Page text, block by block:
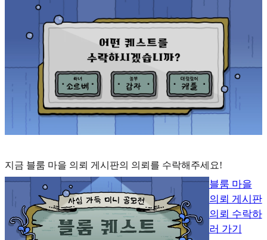
지금 블룸 마을 의뢰 게시판의 의뢰를 수락해주세요!
블룸 마을
의뢰 게시판
의뢰 수락하
러 가기